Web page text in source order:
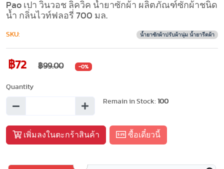
Pao เปา วินวอช ลิควิค น้ำยาซักผ้า ผลิตภัณฑ์ซักผ้าชนิด
น้ำ กลิ่นไวท์ฟลอรี่ 700 มล.
SKU: น้ำยาซักผ้าปรับผ้านุ่ม น้ำยารีดผ้า
฿72 ฿99.00 -0%
Quantity
Remain in Stock: 100
เพิ่มลงในตะกร้าสินค้า ซื้อเดี๋ยวนี้